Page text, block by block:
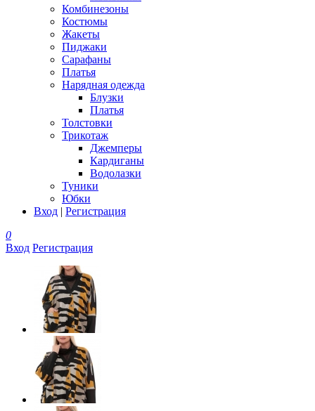
Комбинезоны
Костюмы
Жакеты
Пиджаки
Сарафаны
Платья
Нарядная одежда
Блузки
Платья
Толстовки
Трикотаж
Джемперы
Кардиганы
Водолазки
Туники
Юбки
Вход | Регистрация
0
Вход Регистрация